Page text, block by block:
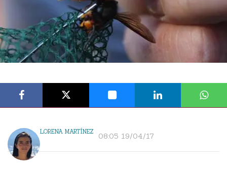
LORENA MARTÍNEZ 08:05 19/04/17